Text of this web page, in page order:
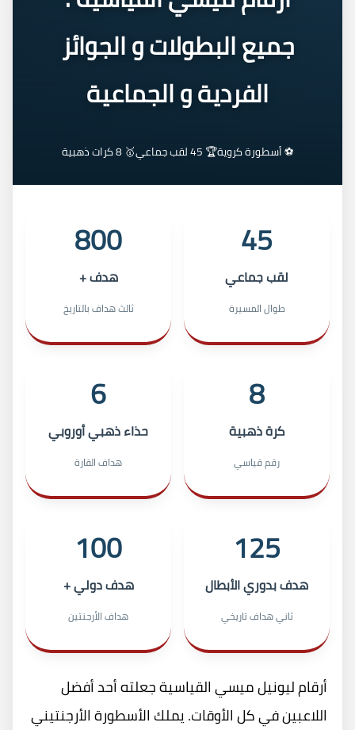
جميع البطولات و الجوائز
الفردية و الجماعية
⚽ أسطورة كروية🏆 45 لقب جماعي 🥇 8 كرات ذهبية
45
لقب جماعي
طوال المسيرة
800
هدف +
ثالث هداف بالتاريخ
8
كرة ذهبية
رقم قياسي
6
حذاء ذهبي أوروبي
هداف القارة
125
هدف بدوري الأبطال
ثاني هداف تاريخي
100
هدف دولي +
هداف الأرجنتين
أرقام ليونيل ميسي القياسية جعلته أحد أفضل
اللاعبين في كل الأوقات. يملك الأسطورة الأرجنتيني